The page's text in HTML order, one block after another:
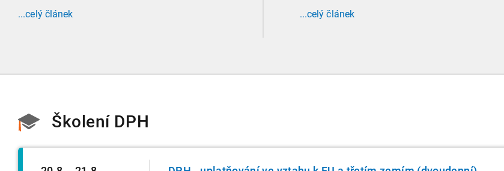
Zaměříme se detailně na to, kde leží hranice
povinnosti přiznání podat, jaké jsou nejčastější
...celý článek
tradičně doprovází přelom roku, vyžaduje
nastudovat všechny novely a doprovodné
...celý článek
Školení DPH